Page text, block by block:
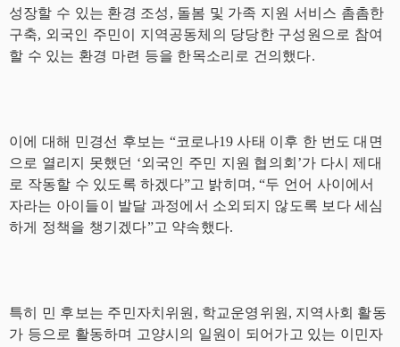
성장할 수 있는 환경 조성 , 돌봄 및 가족 지원 서비스 촘촘한
구축, 외국인 주민이 지역공동체의 당당한 구성원으로 참여
할 수 있는 환경 마련 등을 한목소리로 건의했다.
이에 대해 민경선 후보는 “코로나19사태 이후 한 번도 대면
으로 열리지 못했던 ‘외국인 주민 지원 협의회 ’가 다시 제대
로 작동할 수 있도록 하겠다”고 밝히며 , “두 언어 사이에서
자라는 아이들이 발달 과정에서 소외되지 않도록 보다 세심
하게 정책을 챙기겠다”고 약속했다.
특히 민 후보는 주민자치위원 , 학교운영위원 , 지역사회 활동
가 등으로 활동하며 고양시의 일원이 되어가고 있는 이민자